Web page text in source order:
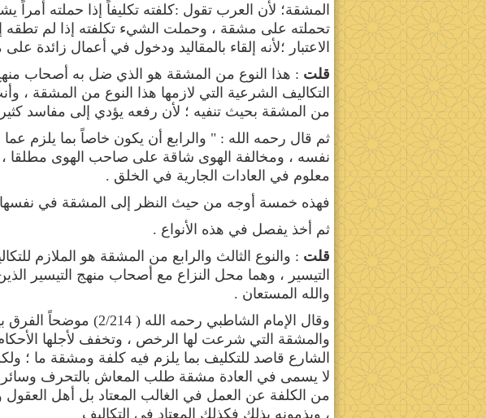
المشقة؛ لأن العرب تقول :كلفته تكليفاً إذا حملته أمراً
تحملته على مشقة ، وحملت الشيء تكلفته إذا لم تطقه
الاعتبار ؛لأنه إلقاء بالمقاليد ودخول في أعمال زائدة على
قلت : هذا النوع من المشقة هو الذي ضل به أصحاب
التكاليف الشرعية التي لازمها هذا النوع من المشقة ،
من المشقة بحيث تنفيه ؛ لأن رفعه يؤدي إلى مفاسد
ثم قال رحمه الله : " والرابع أن يكون خاصاً بما يلزم
نفسه ، ومخالفة الهوى شاقة على صاحب الهوى مطلقا ،
معلوم في العادات الجارية في الخلق .
فهذه خمسة أوجه من حيث النظر إلى المشقة في
ثم أخذ يفصل في هذه الأنواع .
قلت : والنوع الثالث والرابع من المشقة هو الملازم
التيسير ، وهما محل النزاع مع أصحاب منهج التيسير
والله المستعان .
وقال الإمام الشاطبي رحمه
والمشقة التي شرعت لها الرخص ، وتخفف لأجلها
الشارع قاصد للتكليف بما يلزم فيه كلفة ومشقة ما ؛
لا يسمى في العادة مشقة طلب المعاش بالتحرف وسائر
من الكلفة عن العمل في الغالب المعتاد بل أهل
، ويذمونه بذلك فكذلك المعتاد في التكاليف